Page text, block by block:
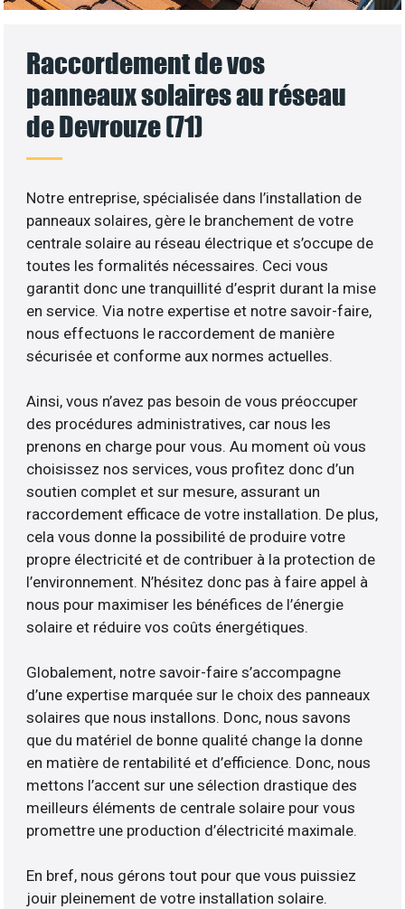
Raccordement de vos
panneaux solaires au réseau
de Devrouze (71)
Notre entreprise, spécialisée dans l’installation de
panneaux solaires, gère le branchement de votre
centrale solaire au réseau électrique et s’occupe de
toutes les formalités nécessaires. Ceci vous
garantit donc une tranquillité d’esprit durant la mise
en service. Via notre expertise et notre savoir-faire,
nous effectuons le raccordement de manière
sécurisée et conforme aux normes actuelles.
Ainsi, vous n’avez pas besoin de vous préoccuper
des procédures administratives, car nous les
prenons en charge pour vous. Au moment où vous
choisissez nos services, vous profitez donc d’un
soutien complet et sur mesure, assurant un
raccordement efficace de votre installation. De plus,
cela vous donne la possibilité de produire votre
propre électricité et de contribuer à la protection de
l’environnement. N’hésitez donc pas à faire appel à
nous pour maximiser les bénéfices de l’énergie
solaire et réduire vos coûts énergétiques.
Globalement, notre savoir-faire s’accompagne
d’une expertise marquée sur le choix des panneaux
solaires que nous installons. Donc, nous savons
que du matériel de bonne qualité change la donne
en matière de rentabilité et d’efficience. Donc, nous
mettons l’accent sur une sélection drastique des
meilleurs éléments de centrale solaire pour vous
promettre une production d’électricité maximale.
En bref, nous gérons tout pour que vous puissiez
jouir pleinement de votre installation solaire.